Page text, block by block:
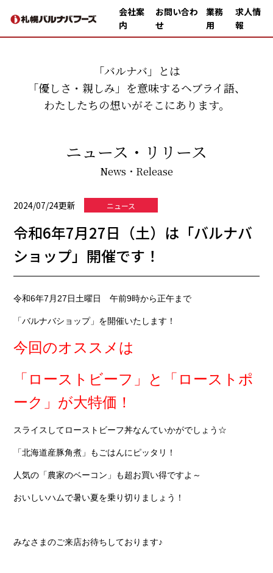
会社案
内
お問い合わ
せ
業務
用
求人情
報
「バルナバ」とは
「優しさ・親しみ」を意味するヘブライ語、
わたしたちの想いがそこにあります。
ニュース・リリース
News・Release
2024/07/24更新 ニュース
令和6年7月27日（土）は「バルナバ
ショップ」開催です！
令和6年7月27日土曜日 午前9時から正午まで
「バルナバショップ」を開催いたします！
今回のオススメは
「ローストビーフ」と「ローストポ
ーク」が大特価！
スライスしてローストビーフ丼なんていかがでしょう☆
「北海道産豚角煮」もごはんにピッタリ！
人気の「農家のベーコン」 も超お買い得ですよ～
おいしいハムで暑い夏を乗り切りましょう！
みなさまのご来店お待ちしております♪